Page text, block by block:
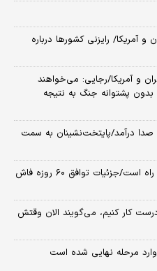
و آمریکا/ رایزنی کشورها درباره
و آمریکا/رجایی: می‌خواهند
بدون پشتوانه جنگ به نتیجه
درآمد/پایتخت‌نشینان به سمت
العربیه: توافق بازگشایی تنگه هرمز در راه است/جزئیات توافق ۶۰ روزه فاش
درست کار کنیم، می‌گویند الان وقتش
وارد مرحله نهایی شده است